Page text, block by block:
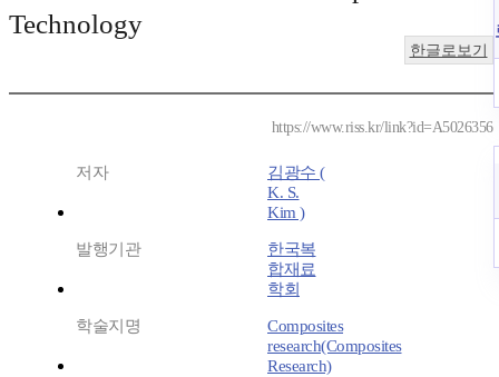
Technology
한글로보기
https://www.riss.kr/link?id=A5026356
저자
김광수 (
K. S.
Kim )
발행기관
한국복
합재료
학회
학술지명
Composites
research(Composites
Research)